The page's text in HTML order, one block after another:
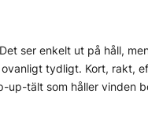
ser enkelt ut på håll,
tydligt. Kort, rakt,
tält som håller vinden